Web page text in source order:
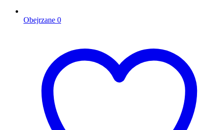
Obejrzane 0